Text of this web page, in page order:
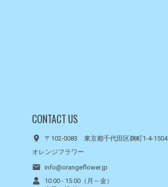
CONTACT US
〒102-0083 東京都千代田区麹町1-4-1504
オレンジフラワー
info@orangeflower.jp
10:00 - 15:00（月～金）